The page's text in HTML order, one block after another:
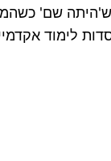
שם'
לימוד